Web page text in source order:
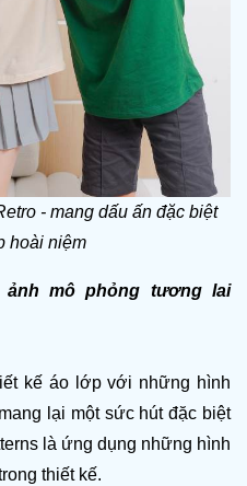
- mang dấu ấn đặc biệt
hoài niệm
mô phỏng tương lai
kế áo lớp với những hình
lại một sức hút đặc biệt
là ứng dụng những hình
thiết kế.